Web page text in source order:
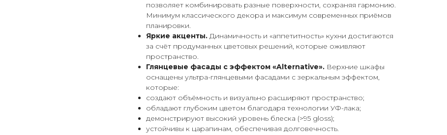
позволяет комбинировать разные поверхности, сохраняя гармонию.
Минимум классического декора и максимум современных приёмов
планировки.
Яркие акценты. Динамичность и «аппетитность» кухни достигаются
за счёт продуманных цветовых решений, которые оживляют
пространство.
Глянцевые фасады с эффектом «Alternative». Верхние шкафы
оснащены ультра-глянцевыми фасадами с зеркальным эффектом,
которые:
создают объёмность и визуально расширяют пространство;
обладают глубоким цветом благодаря технологии УФ-лака;
демонстрируют высокий уровень блеска (>95 gloss);
устойчивы к царапинам, обеспечивая долговечность.